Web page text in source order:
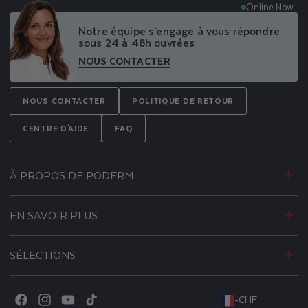
Online Now
Notre équipe s’engage à vous répondre
sous 24 à 48h ouvrées
NOUS CONTACTER
NOUS CONTACTER POLITIQUE DE RETOUR
CENTRE D'AIDE FAQ
À PROPOS DE PODERM
EN SAVOIR PLUS
SÉLECTIONS
FacebookInstagramYouTubeTikTok -CHF